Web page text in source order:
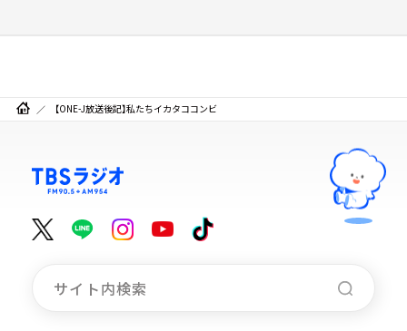
【ONE-J放送後記】私たちイカタココンビ